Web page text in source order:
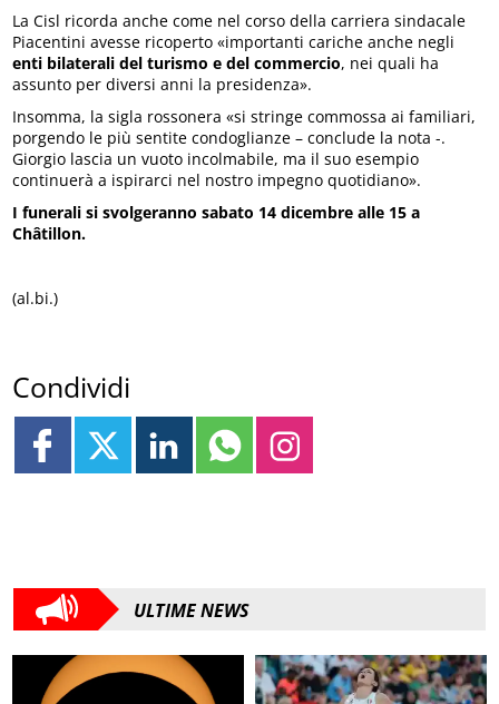
La Cisl ricorda anche come nel corso della carriera sindacale
Piacentini avesse ricoperto «importanti cariche anche negli
enti bilaterali del turismo e del commercio, nei quali ha
assunto per diversi anni la presidenza».
Insomma, la sigla rossonera «si stringe commossa ai familiari,
porgendo le più sentite condoglianze – conclude la nota -.
Giorgio lascia un vuoto incolmabile, ma il suo esempio
continuerà a ispirarci nel nostro impegno quotidiano».
I funerali si svolgeranno sabato 14 dicembre alle 15 a
Châtillon.
(al.bi.)
Condividi
ULTIME NEWS